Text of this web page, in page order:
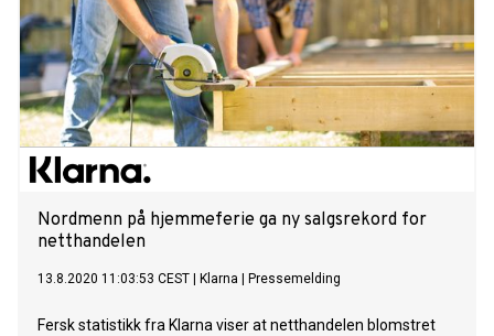
Nordmenn på hjemmeferie ga ny salgsrekord for
netthandelen
13.8.2020 11:03:53 CEST Klarna Pressemelding
Fersk statistikk fra Klarna viser at netthandelen blomstret